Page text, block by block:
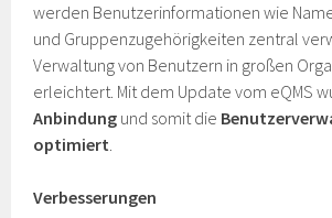
werden Benutzerinformationen wie
und Gruppenzugehörigkeiten zentral
Verwaltung von Benutzern in großen
erleichtert. Mit dem Update vom eQMS
Anbindung und somit die
optimiert.
Verbesserungen